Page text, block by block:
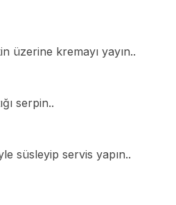
üzerine kremayı yayın..
serpin..
süsleyip servis yapın..